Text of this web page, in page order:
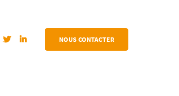
NOUS CONTACTER